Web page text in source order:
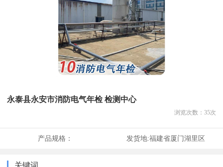
永泰县永安市消防电气年检 检测中心
浏览次数： 35次
产品规格： 发货地:福建省厦门湖里区
关键词